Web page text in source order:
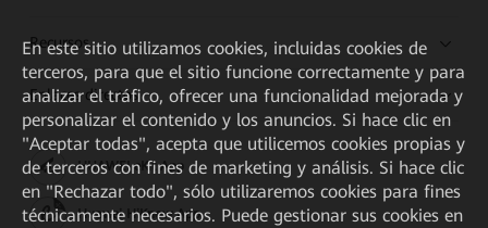
Recursos
Enlaces directos
HUAWEI eKit App
Huawei HiKnow App
En este sitio utilizamos cookies, incluidas cookies de
terceros, para que el sitio funcione correctamente y para
analizar el tráfico, ofrecer una funcionalidad mejorada y
personalizar el contenido y los anuncios. Si hace clic en
"Aceptar todas", acepta que utilicemos cookies propias y
de terceros con fines de marketing y análisis. Si hace clic
en "Rechazar todo", sólo utilizaremos cookies para fines
técnicamente necesarios. Puede gestionar sus cookies en